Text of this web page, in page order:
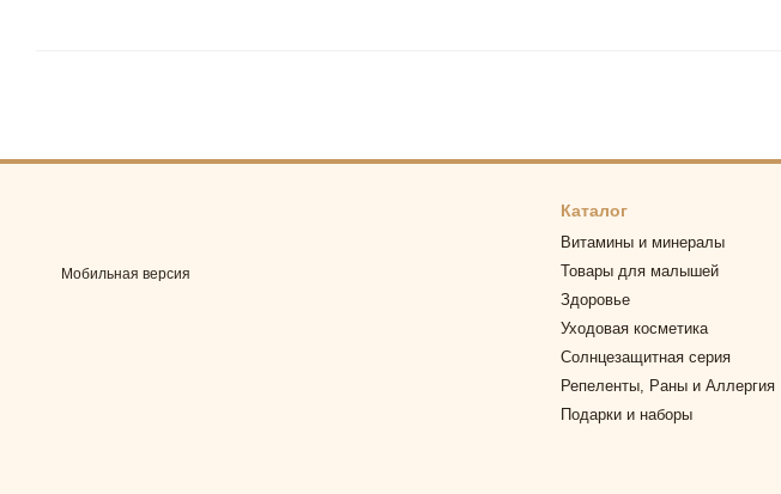
Мобильная версия
Каталог
Витамины и минералы
Товары для малышей
Здоровье
Уходовая косметика
Солнцезащитная серия
Репеленты, Раны и Аллергия
Подарки и наборы